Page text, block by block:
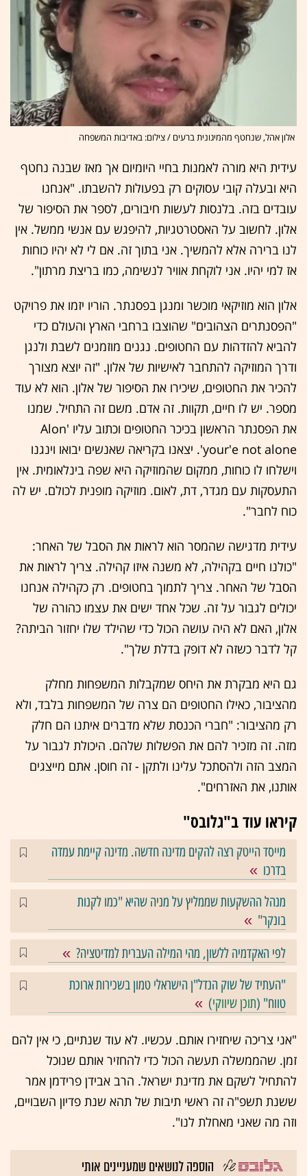
אלון אהל, שנחטף מהמיגונית ברעים / צילום: באדיבות המשפחה
עידית היא מורה לאמנות בחיי היומיום אך מאז שבנה נחטף
היא ובעלה קובי עסוקים רק בפעולות להשבתו. "אנחנו
עובדים בזה. בלנסות לעשות חיבורים, לספר את הסיפור של
אלון. לחשוב על האסטרטגיות, להיפגש עם אנשי ממשל. אין
לנו ברירה אלא להמשיך. אני בתוך זה. אם לי לא יהיו כוחות
אז למי יהיו. אני לוקחת אוויר לנשימה, כמו בריצת מרתון".
אלון הוא מוזיקאי מוכשר ומנגן בפסנתר. הוריו יזמו את פרויקט
"הפסנתרים הצהובים" שהוצבו ברחבי הארץ והעולם כדי
להביא להזדהות עם החטופים. נגנים מוזמנים לשבת ולנגן
ודרך המוזיקה להתחבר לאישיות של אלון. "זה יוצא מצורך
להכיר את החטופים, שיכירו את הסיפור של אלון. הוא לא עוד
מספר. יש לו חיים, תקוות. זה אדם. משם זה התחיל. שמנו
את הפסנתר הראשון בכיכר החטופים וכתוב עליו 'Alon
your'e not alone'. יצאנו בקריאה שאנשים יבואו וינגנו
וישלחו לו כוחות, ממקום שהמוזיקה היא שפה בינלאומית. אין
התעסקות עם מגדר, דת, לאום. מוזיקה מופנית לכולם. יש לה
כוח לחבר".
עידית מדגישה שהמסר הוא לראות את הסבל של האחר:
"כולנו חיים בקהילה, לא משנה איזו קהילה. צריך לראות את
הסבל של האחר. צריך לתמוך בחטופים. רק כקהילה אנחנו
יכולים לגבור על זה. שכל אחד ישים את עצמו כהורה של
אלון, האם לא היה עושה הכול כדי שהילד שלו יחזור הביתה?
קל לדבר כשזה לא דופק בדלת שלך".
גם היא מבקרת את היחס שמקבלות המשפחות מחלק
מהציבור, כאילו החטופים הם צרה של המשפחות בלבד, ולא
רק מהציבור: "חברי הכנסת שלא מדברים איתנו הם חלק
מזה. זה מזכיר להם את הפשלות שלהם. היכולת לגבור על
המצב הזה ולהסתכל עלינו ולתקן - זה חוסן. אתם מייצגים
אותנו, את האזרחים".
קיראו עוד ב"גלובס"
מייסד הייטק רצה להקים מדינה חדשה. מדינה קיימת עמדה
בדרכו
מנהל ההשקעות שממליץ על מניה שהיא "כמו לקנות
בונקר"
לפי האקדמיה ללשון, מהי המילה העברית למדיטציה?
"העתיד של שוק הנדל"ן הישראלי טמון בשכירות ארוכת
טווח" (תוכן שיווקי)
"אני צריכה שיחזירו אותם. עכשיו. לא עוד שנתיים, כי אין להם
זמן. שהממשלה תעשה הכול כדי להחזיר אותם שנוכל
להתחיל לשקם את מדינת ישראל. הרב אבידן פרידמן אמר
ששנת תשפ"ה זה ראשי תיבות של תהא שנת פדיון השבויים,
וזה מה שאני מאחלת לנו".
הוספה לנושאים שמעניינים אותי